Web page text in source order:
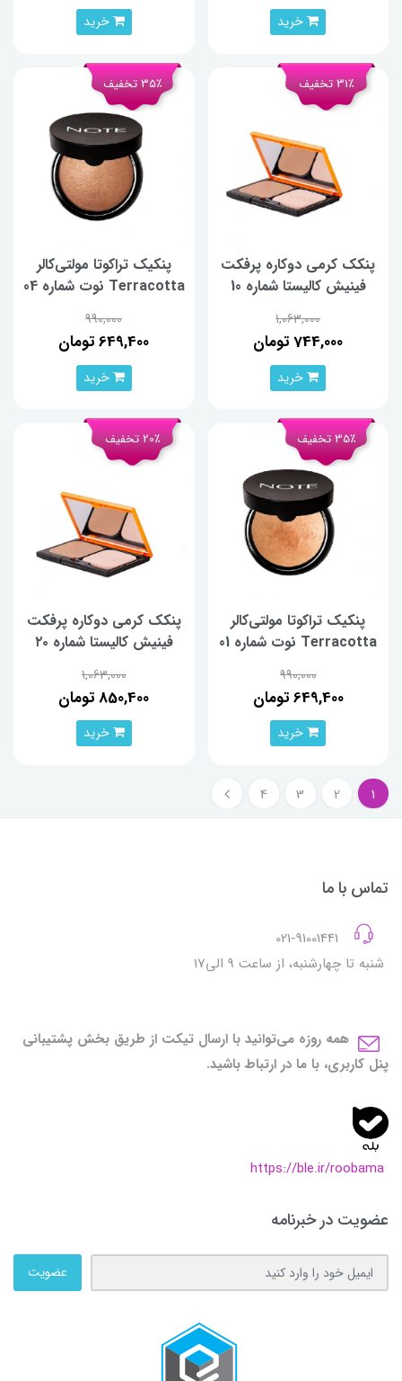
خرید خرید
پنکک کرمی دوکاره پرفکت
فینیش کالیستا شماره 10
1,063,000
744,000 تومان
31٪ تخفیف
خرید
پنكیک تراكوتا مولتی‌کالر
Terracotta نوت شماره 04
990,000
649,400 تومان
35٪ تخفیف
خرید
پنكیک تراكوتا مولتی‌کالر
Terracotta نوت شماره 01
990,000
649,400 تومان
35٪ تخفیف
خرید
پنکک کرمی دوکاره پرفکت
فینیش کالیستا شماره ۲۰
1,063,000
850,400 تومان
20٪ تخفیف
خرید
1
2
3
4
تماس با ما
شنبه تا چهارشنبه، از ساعت 9 الی17
همه روزه می‌توانید با ارسال تیکت از طریق بخش پشتیبانی
پنل کاربری، با ما در ارتباط باشید.
https://ble.ir/roobama
عضویت در خبرنامه
عضویت